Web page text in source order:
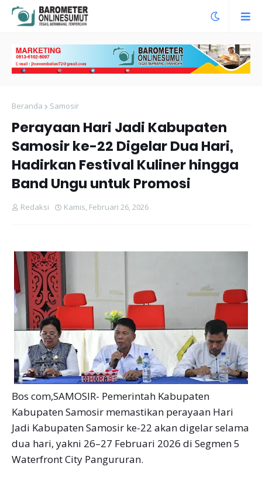
Beranda Samosir
Perayaan Hari Jadi Kabupaten
Samosir ke-22 Digelar Dua Hari,
Hadirkan Festival Kuliner hingga
Band Ungu untuk Promosi
Redaksi Kamis, Februari 26, 2026
Bos com,SAMOSIR- Pemerintah Kabupaten
Kabupaten Samosir memastikan perayaan Hari
Jadi Kabupaten Samosir ke-22 akan digelar selama
dua hari, yakni 26–27 Februari 2026 di Segmen 5
Waterfront City Pangururan.